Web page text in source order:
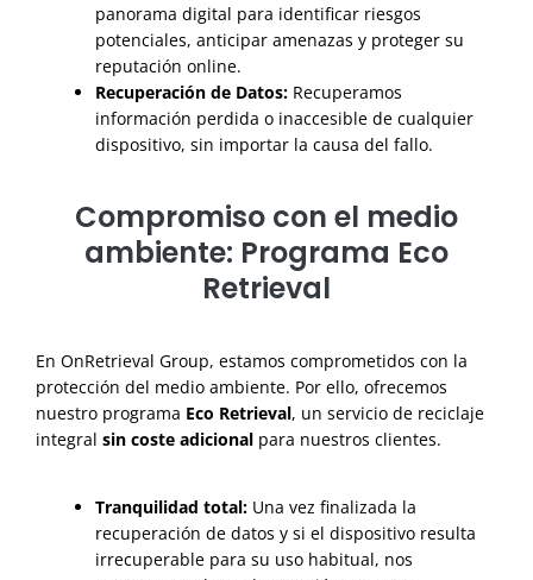
panorama digital para identificar riesgos
potenciales, anticipar amenazas y proteger su
reputación online.
Recuperación de Datos: Recuperamos
información perdida o inaccesible de cualquier
dispositivo, sin importar la causa del fallo.
Compromiso con el medio
ambiente: Programa Eco
Retrieval
En OnRetrieval Group, estamos comprometidos con la
protección del medio ambiente. Por ello, ofrecemos
nuestro programa Eco Retrieval, un servicio de reciclaje
integral sin coste adicional para nuestros clientes.
Tranquilidad total: Una vez finalizada la
recuperación de datos y si el dispositivo resulta
irrecuperable para su uso habitual, nos